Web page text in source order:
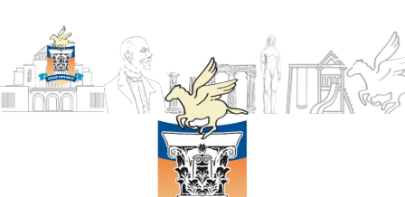
ΔΗΜΟΣ
ΚΟΡΙΝΘΙΩΝ